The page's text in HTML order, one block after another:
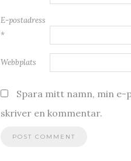
E-postadress
*
Webbplats
Spara mitt namn, min e-
skriver en kommentar.